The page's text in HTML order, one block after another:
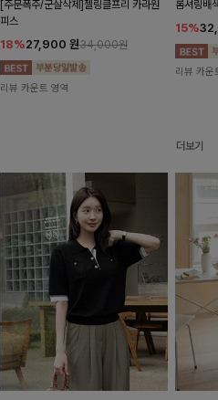
[주문폭주/군살삭제]젤링클프리 카라원
피스
18%27,900 원34,000원
리뷰 카운트 영역
롬셔링배
15%
리뷰 카운
더보기